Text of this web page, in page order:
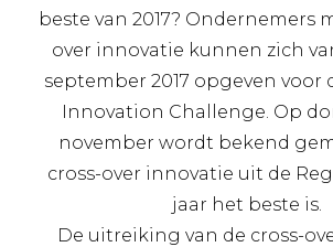
beste van 2017? Ondernemers
over innovatie kunnen zich
september 2017 opgeven voor
Innovation Challenge. Op
november wordt bekend
cross-over innovatie uit de
jaar het beste is.
De uitreiking van de cross-